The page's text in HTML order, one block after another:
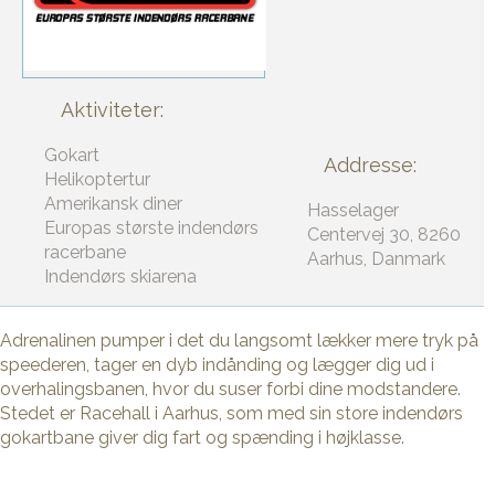
Aktiviteter:
Gokart
Helikoptertur
Amerikansk diner
Europas største indendørs
racerbane
Indendørs skiarena
Addresse:
Hasselager
Centervej 30, 8260
Aarhus, Danmark
Adrenalinen pumper i det du langsomt lækker mere tryk på
speederen, tager en dyb indånding og lægger dig ud i
overhalingsbanen, hvor du suser forbi dine modstandere.
Stedet er Racehall i Aarhus, som med sin store indendørs
gokartbane giver dig fart og spænding i højklasse.